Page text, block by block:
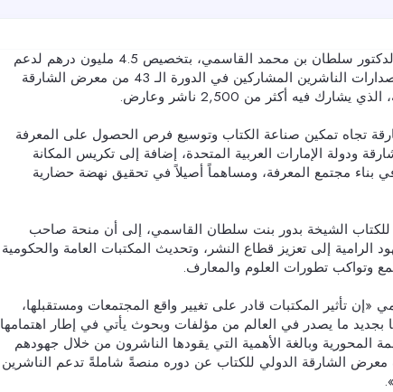
وجّه عضو المجلس الأعلى حاكم الشارقة الدكتور سلطان بن محمد القاسمي، بتخصيص 4.5 مليون درهم لدعم
مكتبات الشارقة العامة والحكومية بجديد إصدارات الناشرين المشاركين في الدورة الـ 43 من معرض الشارقة
فيه أكثر من 2,500 ناشر وعارض.
تجاه تمكين صناعة الكتاب وتوسيع فرص الحصول على المعرفة
ودولة الإمارات العربية المتحدة، إضافة إلى تكريس المكانة
بناء مجتمع المعرفة، ومساهماً أصيلاً في تحقيق نهضة حضارية
الشيخة بدور بنت سلطان القاسمي، إلى أن منحة صاحب
الرامية إلى تعزيز قطاع النشر، وتحديث المكتبات العامة والحكومية
وتواكب تطورات العلوم والمعارف.
تأثير المكتبات قادر على تغيير واقع المجتمعات ومستقبلها،
بجديد ما يصدر في العالم من مؤلفات وبحوث يأتي في إطار اهتمامها
المحورية وبالغة الأهمية التي يقودها الناشرون من خلال جهودهم
معرض الشارقة الدولي للكتاب عن دوره منصةً شاملةً تدعم الناشرين